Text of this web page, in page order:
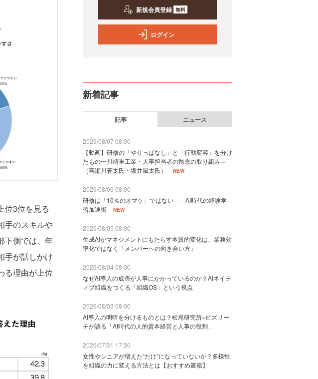
位3位を見る
手のスキルや
下側では、年
手が話しかけ
る理由が上位
新規会員登録 無料
ログイン
新着記事
記事 ニュース
2026/08/07 08:00
【動画】研修の「やりっぱなし」と「行動変容」を分け
たもの〜川崎重工業・人事担当者の執念の取り組み～
（喜瀬川蒼太氏・坂井風太氏）
NEW
2026/08/06 08:00
研修は「10％のオマケ」ではない——AI時代の経験学
習加速術
NEW
2026/08/05 08:00
生成AIがマネジメントにもたらす本質的変化は、業務効
率化ではなく「メンバーへの向き合い方」
2026/08/04 08:00
なぜAI導入の成否が人事にかかっているのか？AIネイテ
ィブ組織をつくる「組織OS」という視点
2026/08/03 08:00
AI導入の明暗を分けるものとは？松尾研究所×ビズリー
チが語る「AI時代の人的資本経営と人事の役割」
2026/07/31 17:30
女性やシニアが増えた“だけ”になっていないか？多様性
を組織の力に変える方法とは【おすすめ書籍】